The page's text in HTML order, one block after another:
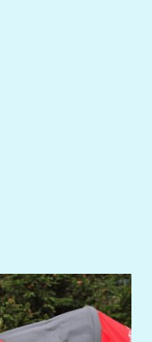
Next